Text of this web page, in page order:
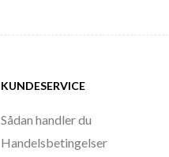
KUNDESERVICE
Sådan handler du
Handelsbetingelser